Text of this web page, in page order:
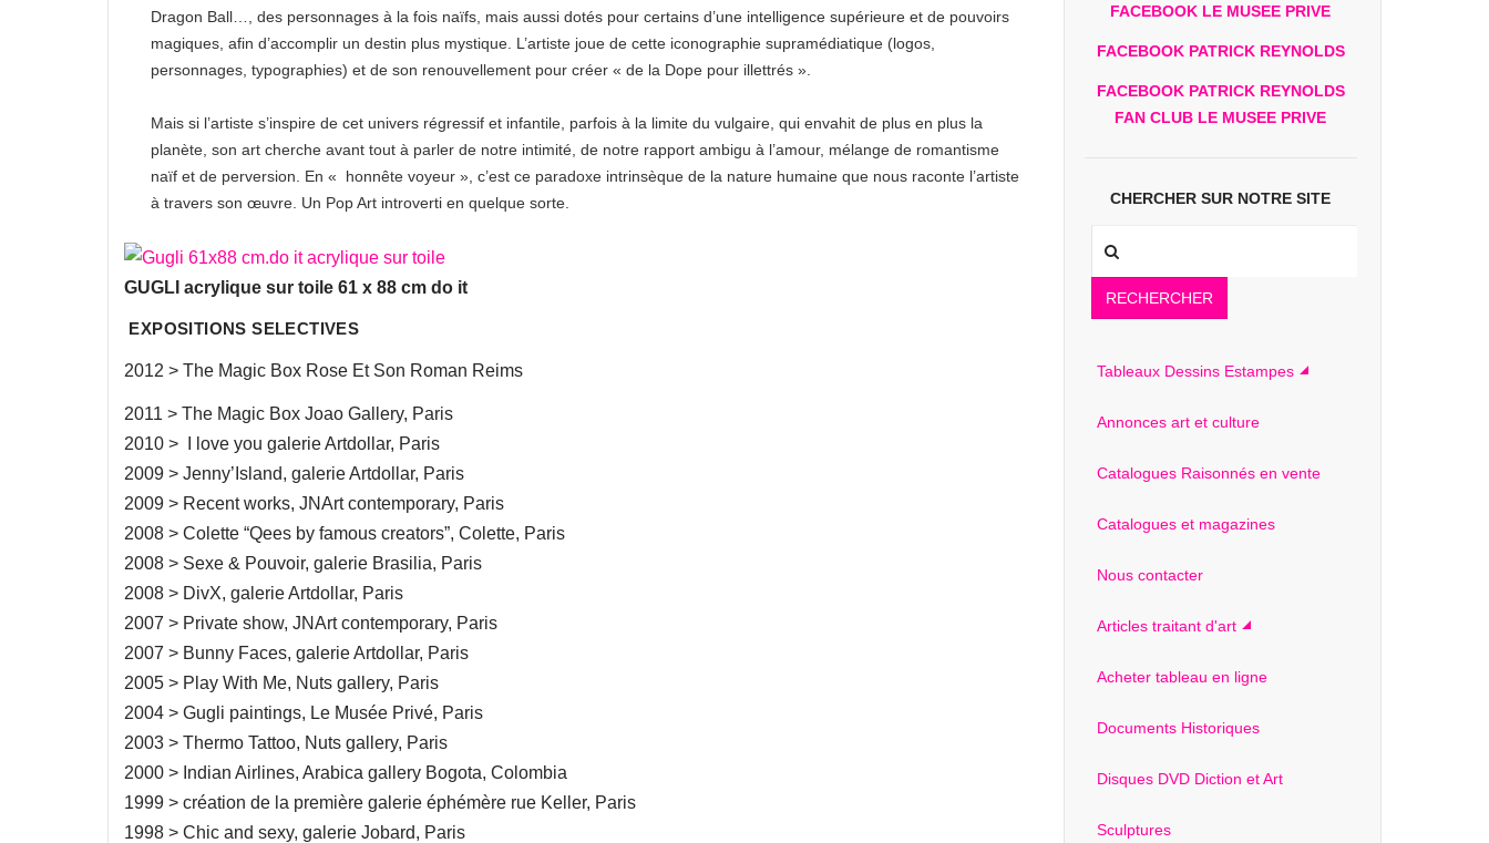
Dragon Ball…, des personnages à la fois naïfs, mais aussi dotés pour certains d’une intelligence supérieure et de pouvoirs
magiques, afin d’accomplir un destin plus mystique. L’artiste joue de cette iconographie supramédiatique (logos,
personnages, typographies) et de son renouvellement pour créer « de la Dope pour illettrés ».
Mais si l’artiste s’inspire de cet univers régressif et infantile, parfois à la limite du vulgaire, qui envahit de plus en plus la
planète, son art cherche avant tout à parler de notre intimité, de notre rapport ambigu à l’amour, mélange de romantisme
naïf et de perversion. En « honnête voyeur », c’est ce paradoxe intrinsèque de la nature humaine que nous raconte l’artiste
à travers son œuvre. Un Pop Art introverti en quelque sorte.
GUGLI acrylique sur toile 61 x 88 cm do it
EXPOSITIONS SELECTIVES
2012 > The Magic Box Rose Et Son Roman Reims
2011 > The Magic Box Joao Gallery, Paris
2010 > I love you galerie Artdollar, Paris
2009 > Jenny’Island, galerie Artdollar, Paris
2009 > Recent works, JNArt contemporary, Paris
2008 > Colette “Qees by famous creators”, Colette, Paris
2008 > Sexe & Pouvoir, galerie Brasilia, Paris
2008 > DivX, galerie Artdollar, Paris
2007 > Private show, JNArt contemporary, Paris
2007 > Bunny Faces, galerie Artdollar, Paris
2005 > Play With Me, Nuts gallery, Paris
2004 > Gugli paintings, Le Musée Privé, Paris
2003 > Thermo Tattoo, Nuts gallery, Paris
2000 > Indian Airlines, Arabica gallery Bogota, Colombia
1999 > création de la première galerie éphémère rue Keller, Paris
1998 > Chic and sexy, galerie Jobard, Paris
FACEBOOK LE MUSEE PRIVE
FACEBOOK PATRICK REYNOLDS
FACEBOOK PATRICK REYNOLDS
FAN CLUB LE MUSEE PRIVE
CHERCHER SUR NOTRE SITE
RECHERCHER
Tableaux Dessins Estampes
Annonces art et culture
Catalogues Raisonnés en vente
Catalogues et magazines
Nous contacter
Articles traitant d'art
Acheter tableau en ligne
Documents Historiques
Disques DVD Diction et Art
Sculptures